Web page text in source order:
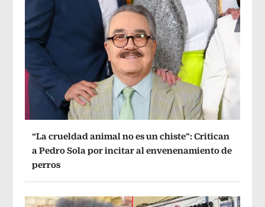
“La crueldad animal no es un chiste”: Critican
a Pedro Sola por incitar al envenenamiento de
perros